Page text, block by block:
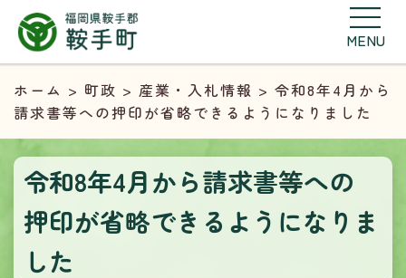
MENU
ホーム > 町政 > 産業・入札情報 > 令和8年4月から
請求書等への押印が省略できるようになりました
令和8年4月から請求書等への
押印が省略できるようになりま
した